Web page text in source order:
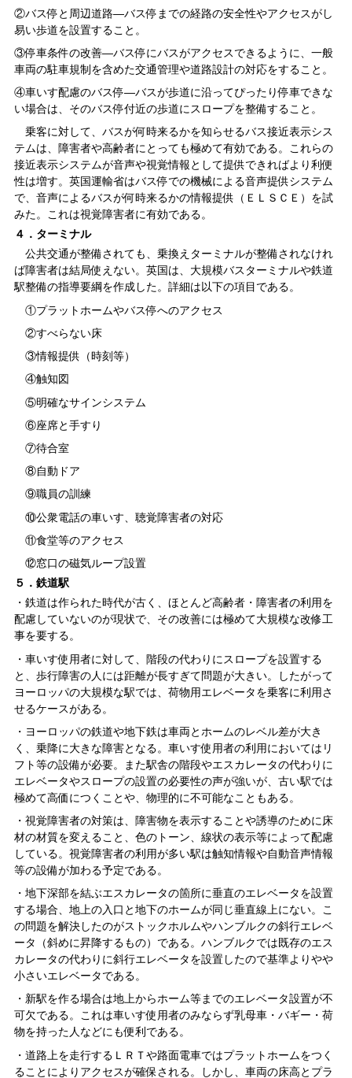
②バス停と周辺道路―バス停までの経路の安全性やアクセスがし
易い歩道を設置すること。
③停車条件の改善―バス停にバスがアクセスできるように、一般
車両の駐車規制を含めた交通管理や道路設計の対応をすること。
④車いす配慮のバス停―バスが歩道に沿ってぴったり停車できな
い場合は、そのバス停付近の歩道にスロープを整備すること。
乗客に対して、バスが何時来るかを知らせるバス接近表示シス
テムは、障害者や高齢者にとっても極めて有効である。これらの
接近表示システムが音声や視覚情報として提供できればより利便
性は増す。英国運輸省はバス停での機械による音声提供システム
で、音声によるバスが何時来るかの情報提供（ＥＬＳＣＥ）を試
みた。これは視覚障害者に有効である。
４．ターミナル
公共交通が整備されても、乗換えターミナルが整備されなけれ
ば障害者は結局使えない。英国は、大規模バスターミナルや鉄道
駅整備の指導要綱を作成した。詳細は以下の項目である。
①プラットホームやバス停へのアクセス
②すべらない床
③情報提供（時刻等）
④触知図
⑤明確なサインシステム
⑥座席と手すり
⑦待合室
⑧自動ドア
⑨職員の訓練
⑩公衆電話の車いす、聴覚障害者の対応
⑪食堂等のアクセス
⑫窓口の磁気ループ設置
５．鉄道駅
・鉄道は作られた時代が古く、ほとんど高齢者・障害者の利用を
配慮していないのが現状で、その改善には極めて大規模な改修工
事を要する。
・車いす使用者に対して、階段の代わりにスロープを設置する
と、歩行障害の人には距離が長すぎて問題が大きい。したがって
ヨーロッパの大規模な駅では、荷物用エレベータを乗客に利用さ
せるケースがある。
・ヨーロッパの鉄道や地下鉄は車両とホームのレベル差が大き
く、乗降に大きな障害となる。車いす使用者の利用においてはリ
フト等の設備が必要。また駅舎の階段やエスカレータの代わりに
エレベータやスロープの設置の必要性の声が強いが、古い駅では
極めて高価につくことや、物理的に不可能なこともある。
・視覚障害者の対策は、障害物を表示することや誘導のために床
材の材質を変えること、色のトーン、線状の表示等によって配慮
している。視覚障害者の利用が多い駅は触知情報や自動音声情報
等の設備が加わる予定である。
・地下深部を結ぶエスカレータの箇所に垂直のエレベータを設置
する場合、地上の入口と地下のホームが同じ垂直線上にない。こ
の問題を解決したのがストックホルムやハンブルクの斜行エレベ
ータ（斜めに昇降するもの）である。ハンブルクでは既存のエス
カレータの代わりに斜行エレベータを設置したので基準よりやや
小さいエレベータである。
・新駅を作る場合は地上からホーム等までのエレベータ設置が不
可欠である。これは車いす使用者のみならず乳母車・バギー・荷
物を持った人などにも便利である。
・道路上を走行するＬＲＴや路面電車ではプラットホームをつく
ることによりアクセスが確保される。しかし、車両の床高とプラ